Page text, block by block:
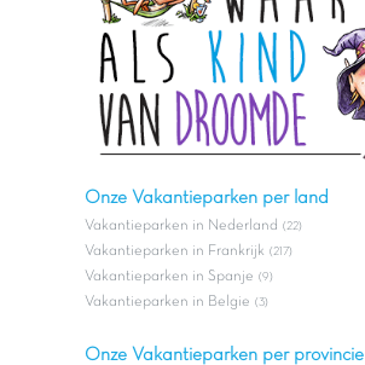
Onze Vakantieparken per land
Vakantieparken in Nederland (22)
Vakantieparken in Frankrijk (217)
Vakantieparken in Spanje (9)
Vakantieparken in Belgie (3)
Onze Vakantieparken per provincie